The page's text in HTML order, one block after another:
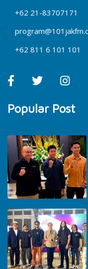
+62 21-83707171
+62 811 6 101 101
Popular Post